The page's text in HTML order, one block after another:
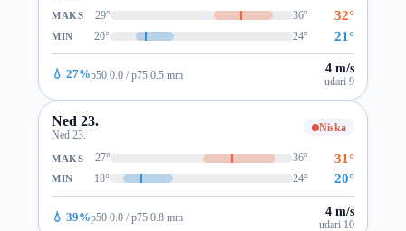
MAKS 29° 36° 32°
MIN 20° 24° 21°
💧 27%p50 0.0 / p75 0.5 mm 4 m/s
udari 9
Ned 23.
Ned 23.
Niska
MAKS 27° 36° 31°
MIN 18° 24° 20°
💧 39%p50 0.0 / p75 0.8 mm 4 m/s
udari 10